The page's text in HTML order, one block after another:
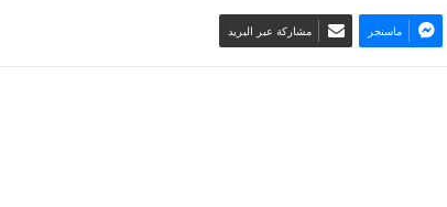
ماسنجر مشاركة عبر البريد